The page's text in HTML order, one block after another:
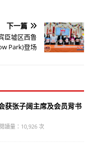
下一篇
臣墟区西鲁
Park)登场
获张子阔主席及会员背书
讀量：10,926 次